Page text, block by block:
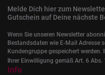
Melde Dich hier zum
Gutschein auf Deine nächste
Wenn Sie unseren Newsletter
Bestandsdaten wie E-Mail Adresse
Kundengruppe gespeichert
Ihrer Einwilligung gemäß Art. 6 Abs.
Info